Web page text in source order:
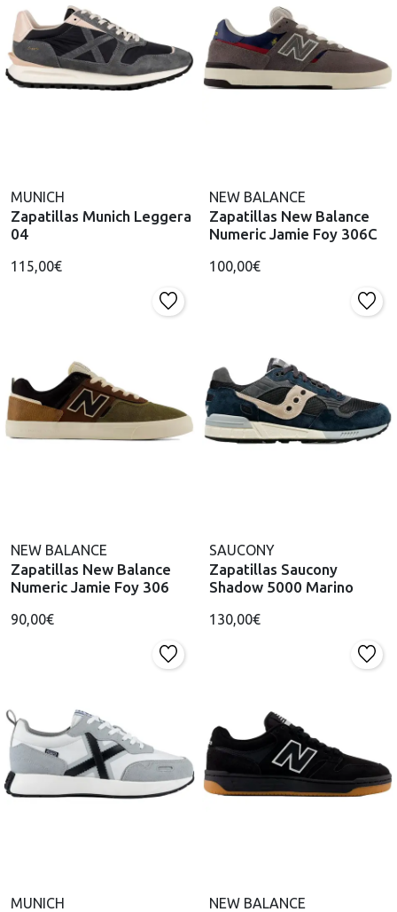
MUNICH
Zapatillas Munich Leggera
04
115,00€
NEW BALANCE
Zapatillas New Balance
Numeric Jamie Foy 306C
100,00€
NEW BALANCE
Zapatillas New Balance
Numeric Jamie Foy 306
90,00€
SAUCONY
Zapatillas Saucony
Shadow 5000 Marino
130,00€
MUNICH NEW BALANCE